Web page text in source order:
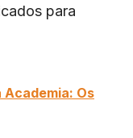
para
Os